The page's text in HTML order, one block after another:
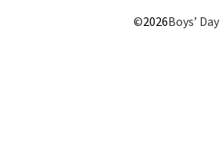
©2026Boys’ Day